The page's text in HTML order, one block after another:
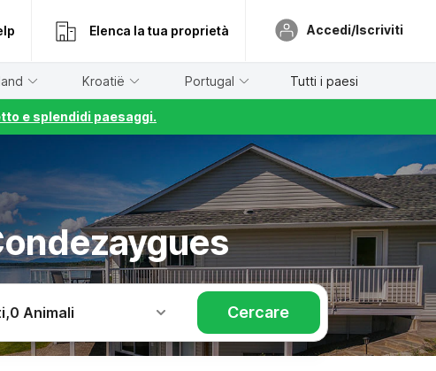
Elenca la tua proprietà Accedi/Iscriviti
Kroatië Portugal Tutti i paesi
e splendidi paesaggi.
,0 Animali Cercare